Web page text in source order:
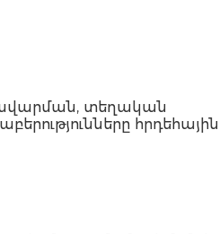
տեղական
հրդեհային